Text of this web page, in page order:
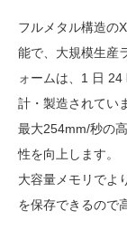
フルメタル構造の
能で、大規模生産
ォームは、1 日
計・製造されてい
最大254mm/秒の
性を向上します。
大容量メモリでよ
を保存できるので